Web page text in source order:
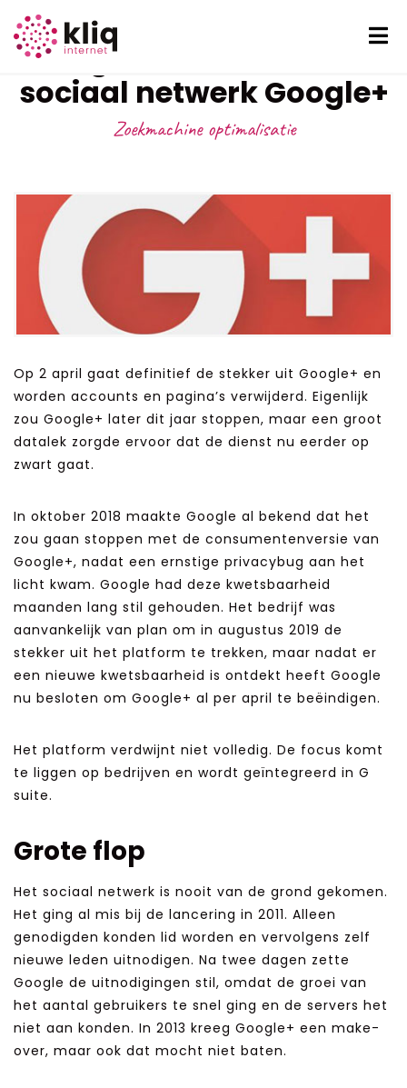
Google trekt stekker uit
sociaal netwerk Google+
Zoekmachine optimalisatie
Op 2 april gaat definitief de stekker uit Google+ en
worden accounts en pagina’s verwijderd. Eigenlijk
zou Google+ later dit jaar stoppen, maar een groot
datalek zorgde ervoor dat de dienst nu eerder op
zwart gaat.
In oktober 2018 maakte Google al bekend dat het
zou gaan stoppen met de consumentenversie van
Google+, nadat een ernstige privacybug aan het
licht kwam. Google had deze kwetsbaarheid
maanden lang stil gehouden. Het bedrijf was
aanvankelijk van plan om in augustus 2019 de
stekker uit het platform te trekken, maar nadat er
een nieuwe kwetsbaarheid is ontdekt heeft Google
nu besloten om Google+ al per april te beëindigen.
Het platform verdwijnt niet volledig. De focus komt
te liggen op bedrijven en wordt geïntegreerd in G
suite.
Grote flop
Het sociaal netwerk is nooit van de grond gekomen.
Het ging al mis bij de lancering in 2011. Alleen
genodigden konden lid worden en vervolgens zelf
nieuwe leden uitnodigen. Na twee dagen zette
Google de uitnodigingen stil, omdat de groei van
het aantal gebruikers te snel ging en de servers het
niet aan konden. In 2013 kreeg Google+ een make-
over, maar ook dat mocht niet baten.